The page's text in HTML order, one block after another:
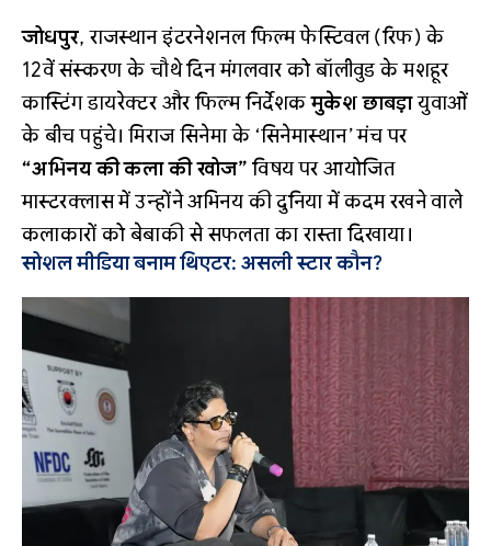
जोधपुर, राजस्थान इंटरनेशनल फिल्म फेस्टिवल (रिफ) के
12वें संस्करण के चौथे दिन मंगलवार को बॉलीवुड के मशहूर
कास्टिंग डायरेक्टर और फिल्म निर्देशकमुकेश छाबड़ायुवाओं
के बीच पहुंचे। मिराज सिनेमा के ‘सिनेमास्थान’ मंच पर
“अभिनय की कला की खोज” विषय पर आयोजित
मास्टरक्लास में उन्होंने अभिनय की दुनिया में कदम रखने वाले
कलाकारों को बेबाकी से सफलता का रास्ता दिखाया।
सोशल मीडिया बनाम थिएटर: असली स्टार कौन?